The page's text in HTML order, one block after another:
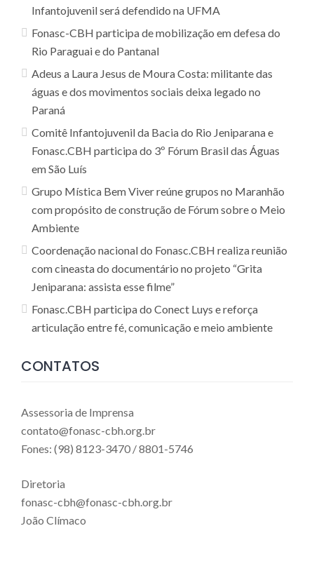
Infantojuvenil será defendido na UFMA
Fonasc-CBH participa de mobilização em defesa do
Rio Paraguai e do Pantanal
Adeus a Laura Jesus de Moura Costa: militante das
águas e dos movimentos sociais deixa legado no
Paraná
Comitê Infantojuvenil da Bacia do Rio Jeniparana e
Fonasc.CBH participa do 3º Fórum Brasil das Águas
em São Luís
Grupo Mística Bem Viver reúne grupos no Maranhão
com propósito de construção de Fórum sobre o Meio
Ambiente
Coordenação nacional do Fonasc.CBH realiza reunião
com cineasta do documentário no projeto “Grita
Jeniparana: assista esse filme”
Fonasc.CBH participa do Conect Luys e reforça
articulação entre fé, comunicação e meio ambiente
CONTATOS
Assessoria de Imprensa
contato@fonasc-cbh.org.br
Fones: (98) 8123-3470 / 8801-5746
Diretoria
fonasc-cbh@fonasc-cbh.org.br
João Clímaco